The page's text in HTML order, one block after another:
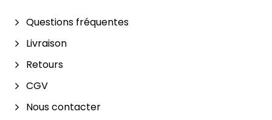
Questions fréquentes
Livraison
Retours
CGV
Nous contacter